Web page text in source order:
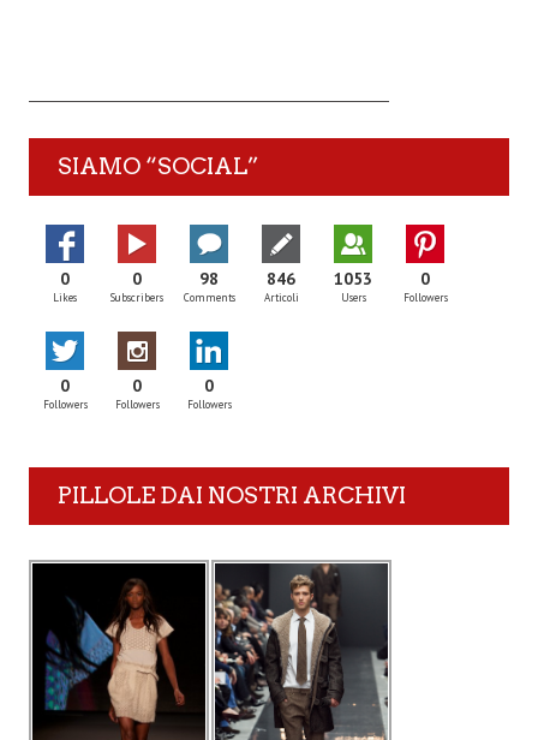
SIAMO “SOCIAL”
0
Likes
0
Subscribers
98
Comments
846
Articoli
1053
Users
0
Followers
0
Followers
0
Followers
0
Followers
PILLOLE DAI NOSTRI ARCHIVI